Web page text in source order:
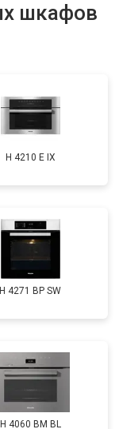
шкафов
H 4210 E IX
H 4271 BP SW
H 4060 BM BL